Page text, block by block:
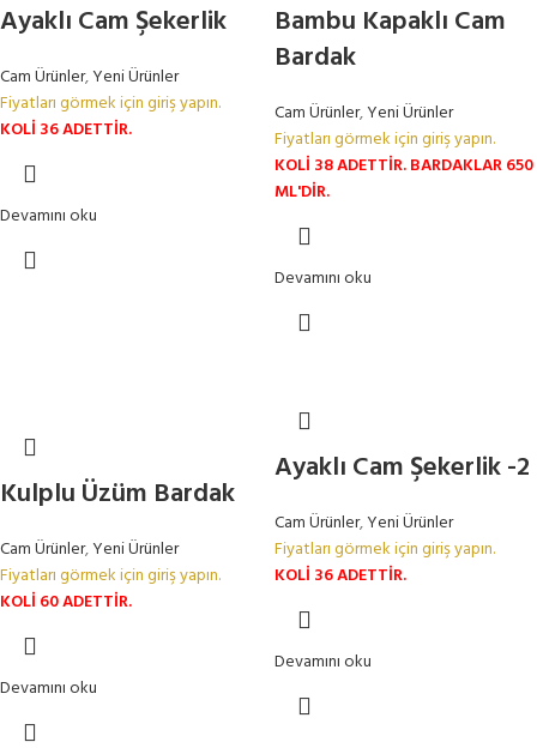
Ayaklı Cam Şekerlik
Cam Ürünler,Yeni Ürünler
Fiyatları görmek için giriş yapın.
KOLİ 36 ADETTİR.
Devamını oku
Bambu Kapaklı Cam
Bardak
Cam Ürünler,Yeni Ürünler
Fiyatları görmek için giriş yapın.
KOLİ 38 ADETTİR.BARDAKLAR 650
ML'DİR.
Devamını oku
Kulplu Üzüm Bardak
Cam Ürünler,Yeni Ürünler
Fiyatları görmek için giriş yapın.
KOLİ 60 ADETTİR.
Devamını oku
Ayaklı Cam Şekerlik -2
Cam Ürünler,Yeni Ürünler
Fiyatları görmek için giriş yapın.
KOLİ 36 ADETTİR.
Devamını oku